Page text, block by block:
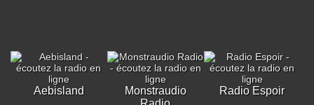
Aebisland
Monstraudio
Radio Espoir